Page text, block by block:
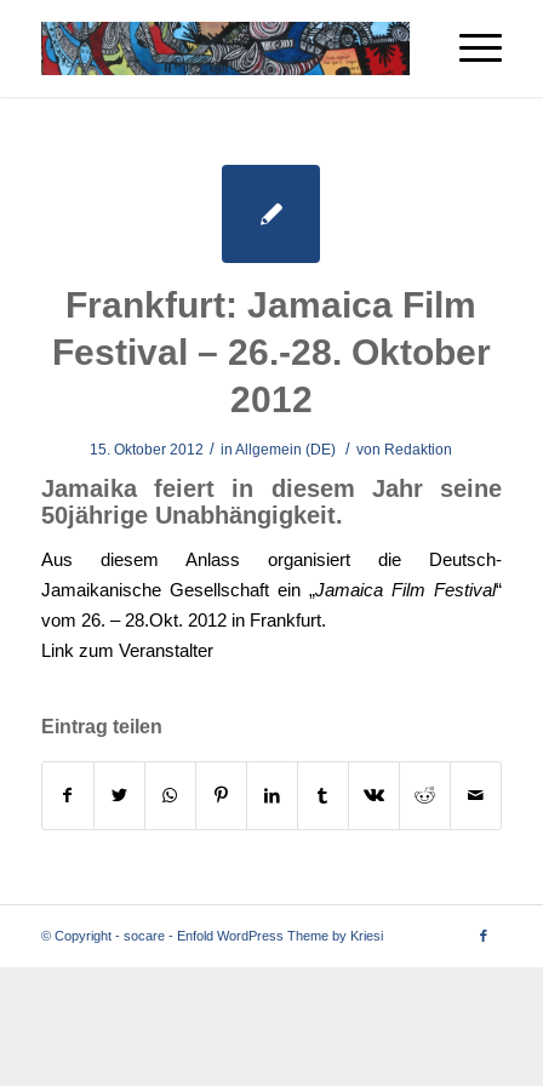
Frankfurt: Jamaica Film
Festival – 26.-28. Oktober
2012
15. Oktober 2012 / inAllgemein (DE) / von Redaktion
Jamaika feiert in diesem Jahr seine
50jährige Unabhängigkeit.
Aus diesem Anlass organisiert die Deutsch-
Jamaikanische Gesellschaft ein „Jamaica Film Festival“
vom 26. – 28.Okt. 2012 in Frankfurt.
Link zum Veranstalter
Eintrag teilen
© Copyright - socare- Enfold WordPress Theme by Kriesi